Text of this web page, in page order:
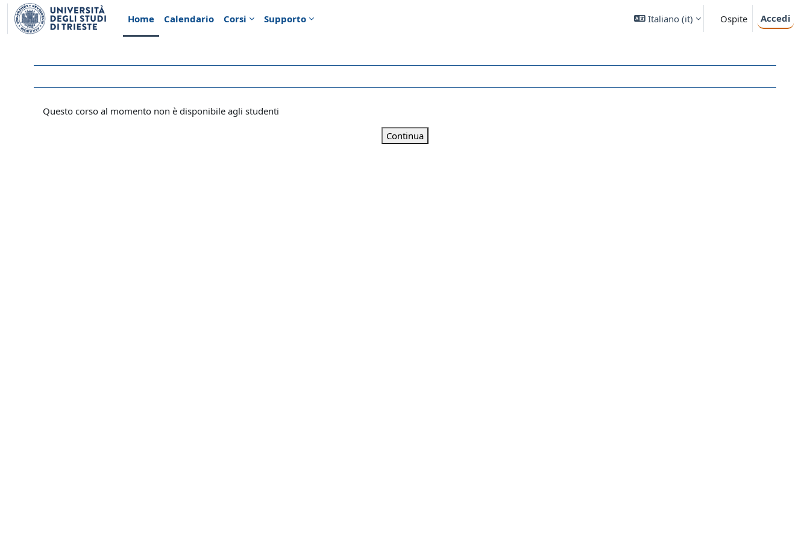
Vai al contenuto principale
Home
Calendario Corsi Supporto Italiano ‎(it)‎ Ospite Accedi
Questo corso al momento non è disponibile agli studenti
Continua